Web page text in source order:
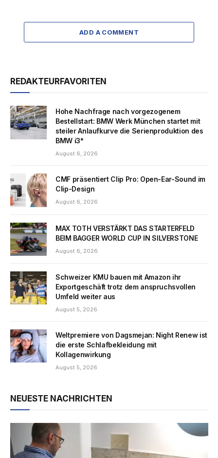
ADD A COMMENT
REDAKTEURFAVORITEN
Hohe Nachfrage nach vorgezogenem
Bestellstart: BMW Werk München startet mit
steiler Anlaufkurve die Serienproduktion des
BMW i3*
August 6, 2026
CMF präsentiert Clip Pro: Open-Ear-Sound im
Clip-Design
August 6, 2026
MAX TOTH VERSTÄRKT DAS STARTERFELD
BEIM BAGGER WORLD CUP IN SILVERSTONE
August 6, 2026
Schweizer KMU bauen mit Amazon ihr
Exportgeschäft trotz dem anspruchsvollen
Umfeld weiter aus
August 5, 2026
Weltpremiere von Dagsmejan: Night Renew ist
die erste Schlafbekleidung mit
Kollagenwirkung
August 5, 2026
NEUESTE NACHRICHTEN